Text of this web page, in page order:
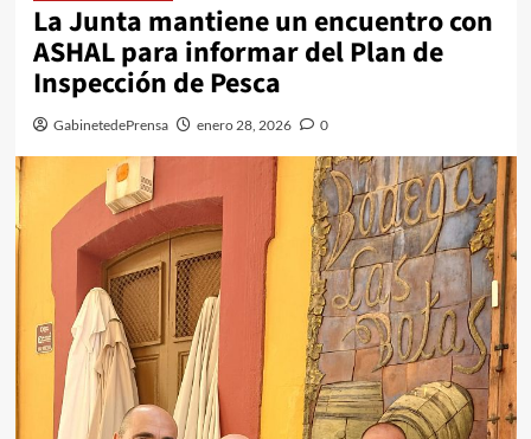
La Junta mantiene un encuentro con
ASHAL para informar del Plan de
Inspección de Pesca
GabinetedePrensa enero 28, 2026 0